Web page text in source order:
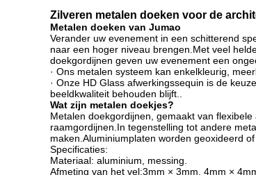
Zilveren metalen doeken voor de
Metalen doeken van Jumao
Verander uw evenement in een schitterend
naar een hoger niveau brengen.Met veel
doekgordijnen geven uw evenement een
· Ons metalen systeem kan enkelkleurig,
· Onze HD Glass afwerkingssequin is de
beeldkwaliteit behouden blijft..
Wat zijn metalen doekjes?
Metalen doekgordijnen, gemaakt van
raamgordijnen.In tegenstelling tot andere
maken.Aluminiumplaten worden geoxideerd
Specificaties:
Materiaal: aluminium, messing.
Afmeting van het vel:3mm × 3mm, 4mm ×